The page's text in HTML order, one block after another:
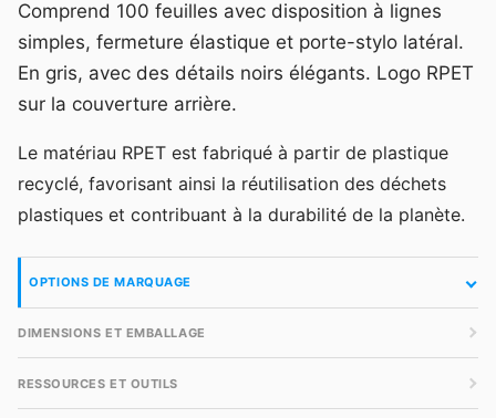
Comprend 100 feuilles avec disposition à lignes
simples, fermeture élastique et porte-stylo latéral.
En gris, avec des détails noirs élégants. Logo RPET
sur la couverture arrière.
Le matériau RPET est fabriqué à partir de plastique
recyclé, favorisant ainsi la réutilisation des déchets
plastiques et contribuant à la durabilité de la planète.
OPTIONS DE MARQUAGE
DIMENSIONS ET EMBALLAGE
RESSOURCES ET OUTILS